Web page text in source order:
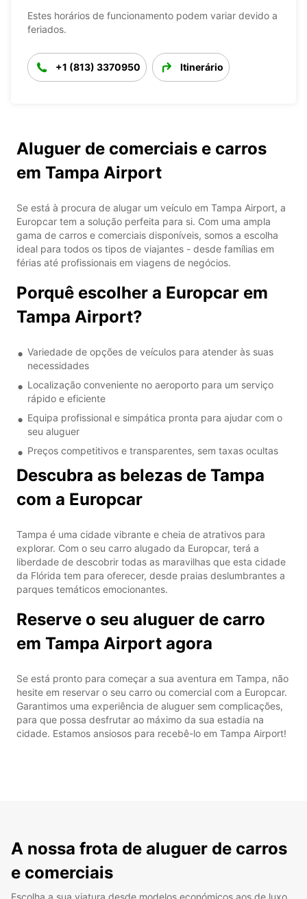
Estes horários de funcionamento podem variar devido a
feriados.
+1 (813) 3370950 Itinerário
Aluguer de comerciais e carros
em Tampa Airport
Se está à procura de alugar um veículo em Tampa Airport, a
Europcar tem a solução perfeita para si. Com uma ampla
gama de carros e comerciais disponíveis, somos a escolha
ideal para todos os tipos de viajantes - desde famílias em
férias até profissionais em viagens de negócios.
Porquê escolher a Europcar em
Tampa Airport?
Variedade de opções de veículos para atender às suas
necessidades
Localização conveniente no aeroporto para um serviço
rápido e eficiente
Equipa profissional e simpática pronta para ajudar com o
seu aluguer
Preços competitivos e transparentes, sem taxas ocultas
Descubra as belezas de Tampa
com a Europcar
Tampa é uma cidade vibrante e cheia de atrativos para
explorar. Com o seu carro alugado da Europcar, terá a
liberdade de descobrir todas as maravilhas que esta cidade
da Flórida tem para oferecer, desde praias deslumbrantes a
parques temáticos emocionantes.
Reserve o seu aluguer de carro
em Tampa Airport agora
Se está pronto para começar a sua aventura em Tampa, não
hesite em reservar o seu carro ou comercial com a Europcar.
Garantimos uma experiência de aluguer sem complicações,
para que possa desfrutar ao máximo da sua estadia na
cidade. Estamos ansiosos para recebê-lo em Tampa Airport!
A nossa frota de aluguer de carros
e comerciais
Escolha a sua viatura desde modelos económicos aos de luxo